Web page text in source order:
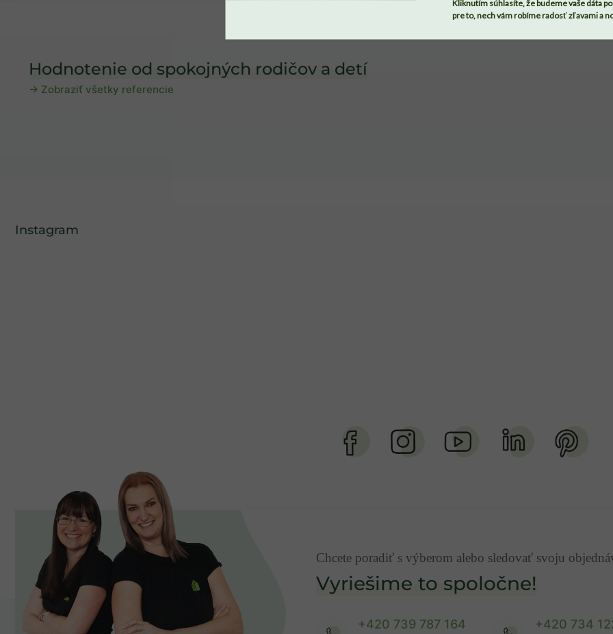
Hodnotenie od spokojných rodičov a detí
→ Zobraziť všetky referencie
Instagram
Chcete poradiť s výberom alebo sledovať svoju
Vyriešime to spoločne!
+420 739 787 164 +420 734
Kliknutím súhlasíte, že budeme vaše dáta
pre to, nech vám robíme radosť zľavami a